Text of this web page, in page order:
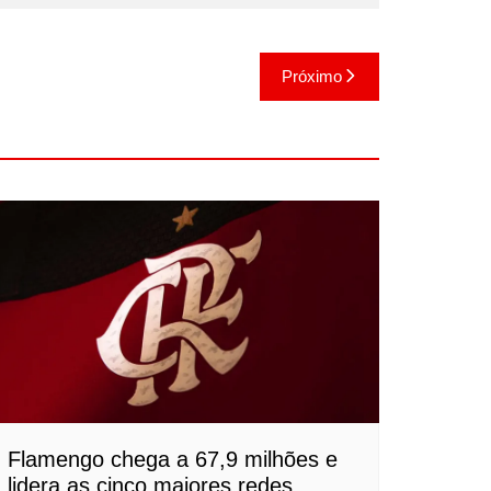
Próximo
Flamengo chega a 67,9 milhões e
lidera as cinco maiores redes